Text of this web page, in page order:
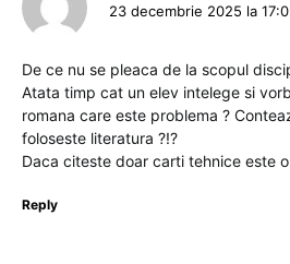
23 decembrie 2025 la
De ce nu se pleaca de la scopul
Atata timp cat un elev intelege si
romana care este problema ?
foloseste literatura ?!?
Daca citeste doar carti tehnice este
Reply